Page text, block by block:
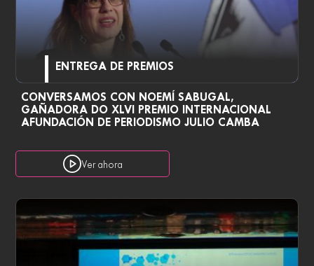
ENTREGA DE PREMIOS
CONVERSAMOS CON NOEMÍ SABUGAL,
GAÑADORA DO XLVI PREMIO INTERNACIONAL
AFUNDACIÓN DE PERIODISMO JULIO CAMBA
Ver ahora